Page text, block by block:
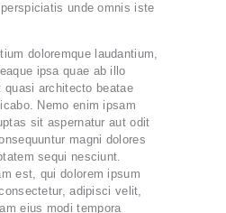
unde omnis iste
doloremque laudantium,
ipsa quae ab illo
quasi architecto beatae
Nemo enim ipsam
sit aspernatur aut odit
magni dolores
sequi nesciunt.
est, qui dolorem ipsum
adipisci velit,
eius modi tempora